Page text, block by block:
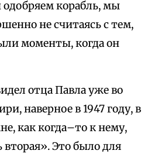
корабль, мы
не считаясь с тем,
моменты, когда он
отца Павла уже во
наверное в 1947 году, в
как когда–то к нему,
Это было для